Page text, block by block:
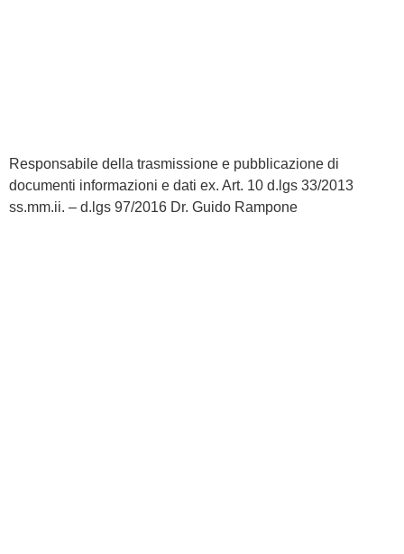
Responsabile della trasmissione e pubblicazione di
documenti informazioni e dati ex. Art. 10 d.lgs 33/2013
ss.mm.ii. – d.lgs 97/2016 Dr. Guido Rampone